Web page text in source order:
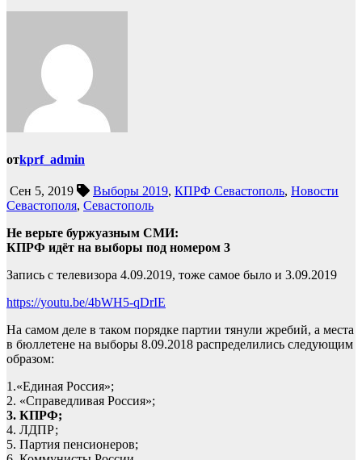
отkprf_admin
Сен 5, 2019 Выборы 2019, КПРФ Севастополь, Новости
Севастополя, Севастополь
Не верьте буржуазным СМИ:
КПРФ идёт на выборы под номером 3
Запись с телевизора 4.09.2019, тоже самое было и 3.09.2019
https://youtu.be/4bWH5-qDrIE
На самом деле в таком порядке партии тянули жребий, а места
в бюллетене на выборы 8.09.2018 распределились следующим
образом:
1.«Единая Россия»;
2. «Справедливая Россия»;
3. КПРФ;
4. ЛДПР;
5. Партия пенсионеров;